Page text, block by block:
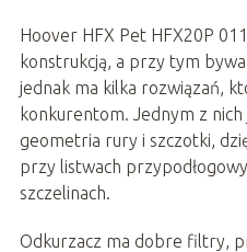
Hoover HFX Pet HFX20P
konstrukcją, a przy tym
jednak ma kilka rozwiązań,
konkurentom. Jednym z
geometria rury i szczotki,
przy listwach
szczelinach.
Odkurzacz ma dobre filtry,